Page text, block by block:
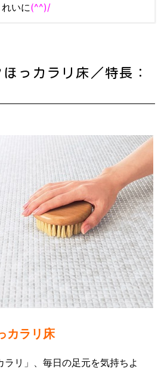
いに(^^)/
っカラリ床／特長：
カラリ床
リ」、毎日の足元を気持ちよ